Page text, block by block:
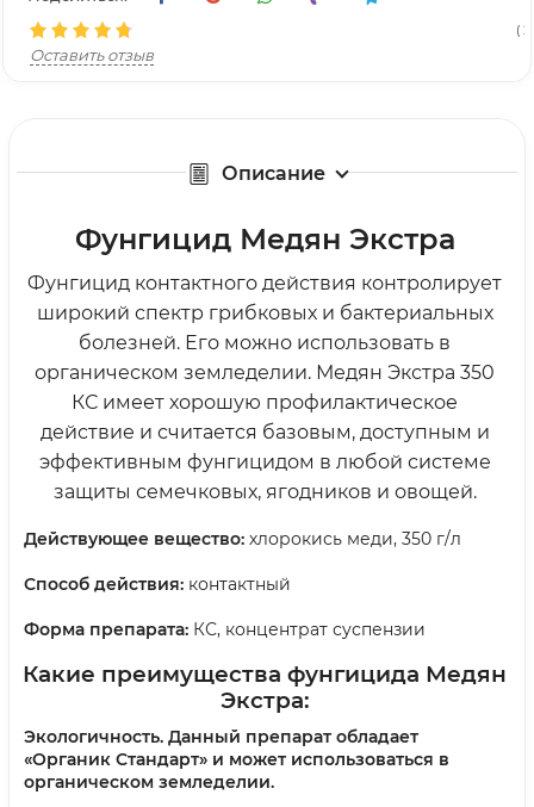
(
Оставить отзыв
Описание
Фунгицид Медян Экстра
Фунгицид контактного действия контролирует
широкий спектр грибковых и бактериальных
болезней. Его можно использовать в
органическом земледелии. Медян Экстра 350
КС имеет хорошую профилактическое
действие и считается базовым, доступным и
эффективным фунгицидом в любой системе
защиты семечковых, ягодников и овощей.
Действующее вещество: хлорокись меди, 350 г/л
Способ действия: контактный
Форма препарата: КС, концентрат суспензии
Какие преимущества фунгицида Медян
Экстра:
Экологичность. Данный препарат обладает
«Органик Стандарт» и может использоваться в
органическом земледелии.